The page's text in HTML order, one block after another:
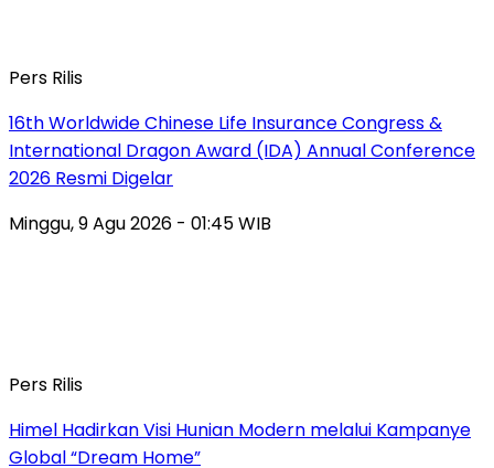
Pers Rilis
16th Worldwide Chinese Life Insurance Congress &
International Dragon Award (IDA) Annual Conference
2026 Resmi Digelar
Minggu, 9 Agu 2026 - 01:45 WIB
Pers Rilis
Himel Hadirkan Visi Hunian Modern melalui Kampanye
Global “Dream Home”